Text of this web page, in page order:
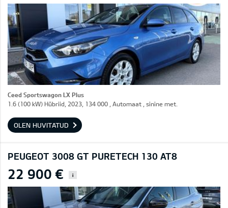
Ceed Sportswagon LX Plus
1.6 (100 kW) Hübriid, 2023, 134 000 , Automaat , sinine met.
OLEN HUVITATUD
PEUGEOT 3008 GT PURETECH 130 AT8
22 900 € i